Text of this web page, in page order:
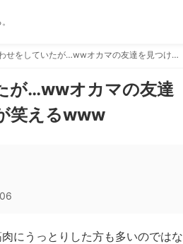
男らしく待ち合わせをしていたが…wwオカマの友達を見つけた時のリアクションが笑えるwww
が…wwオカマの友達
笑えるwww
にうっとりした方も多いのではな